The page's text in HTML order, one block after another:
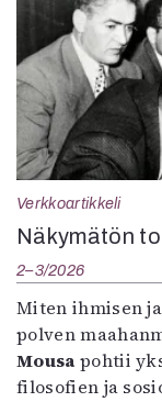
Verkkoartikkeli
Näkymätön
2–3/2026
Miten ihmisen
polven
Mousa pohtii
filosofien ja